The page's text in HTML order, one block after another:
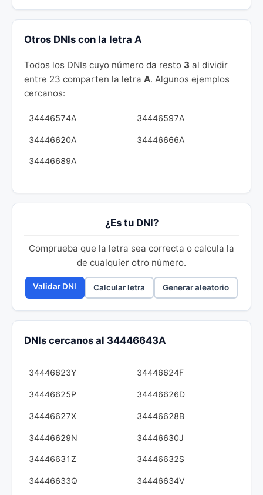
Otros DNIs con la letra A
Todos los DNIs cuyo número da resto 3 al dividir
entre 23 comparten la letra A. Algunos ejemplos
cercanos:
34446574A 34446597A
34446620A 34446666A
34446689A
¿Es tu DNI?
Comprueba que la letra sea correcta o calcula la
de cualquier otro número.
Validar DNI Calcular letra Generar aleatorio
DNIs cercanos al 34446643A
34446623Y 34446624F
34446625P 34446626D
34446627X 34446628B
34446629N 34446630J
34446631Z 34446632S
34446633Q 34446634V